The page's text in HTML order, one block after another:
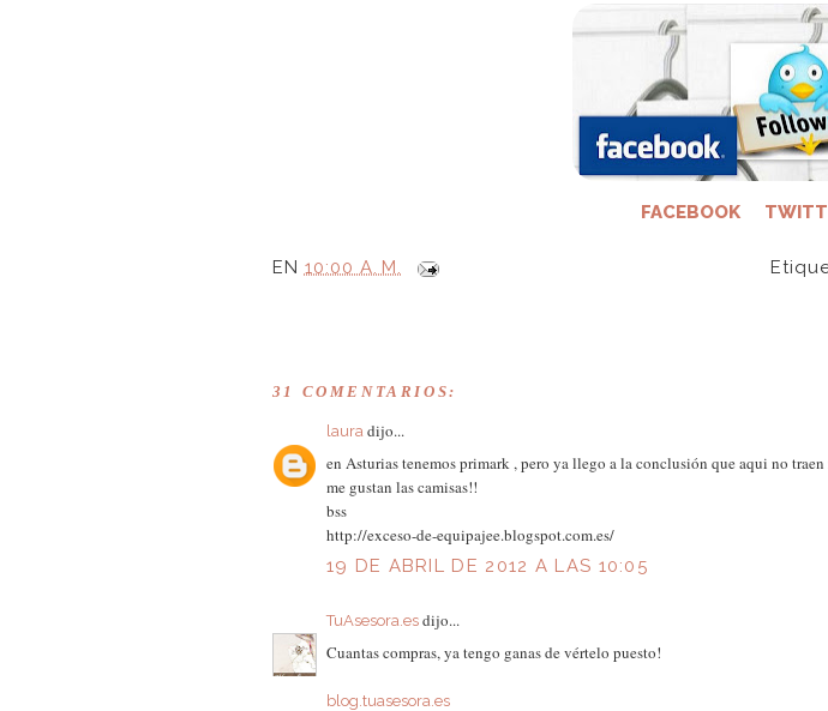
FACEBOOK
EN 10:00 A. M.
31 COMENTARIOS:
lauradijo...
en Asturias tenemos primark , pero ya llego a la conclusión que aqui no
me gustan las camisas!!
bss
http://exceso-de-equipajee.blogspot.com.es/
19 DE ABRIL DE 2012 A LAS 10:05
TuAsesora.esdijo...
Cuantas compras, ya tengo ganas de vértelo puesto!
blog.tuasesora.es